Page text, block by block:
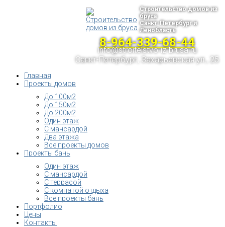
Строительство домов из
бруса
Санкт-Петербург и
Ленобласть
8-964-339-68-44
info@stroitelstvo-iz-brusa.ru
Санкт-Петербург, Захарьевская ул., 25
Главная
Проекты домов
До 100м2
До 150м2
До 200м2
Один этаж
С мансардой
Два этажа
Все проекты домов
Проекты бань
Один этаж
С мансардой
С террасой
С комнатой отдыха
Все проекты бань
Портфолио
Цены
Контакты